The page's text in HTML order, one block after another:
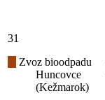
31
Zvoz bioodpadu
Huncovce
(Kežmarok)